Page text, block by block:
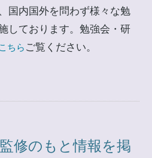
国内国外を問わず様々な勉
しております。勉強会・研
こちら ご覧ください。
修のもと情報を掲